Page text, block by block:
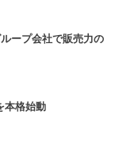
ープ会社で販売力の
本格始動